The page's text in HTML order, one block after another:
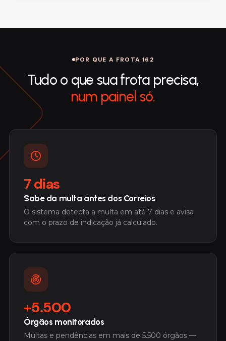
POR QUE A FROTA 162
Tudo o que sua frota precisa,
num painel só.
7 dias
Sabe da multa antes dos Correios
O sistema detecta a multa em até 7 dias e avisa
com o prazo de indicação já calculado.
+5.500
Órgãos monitorados
Multas e pendências em mais de 5.500 órgãos —